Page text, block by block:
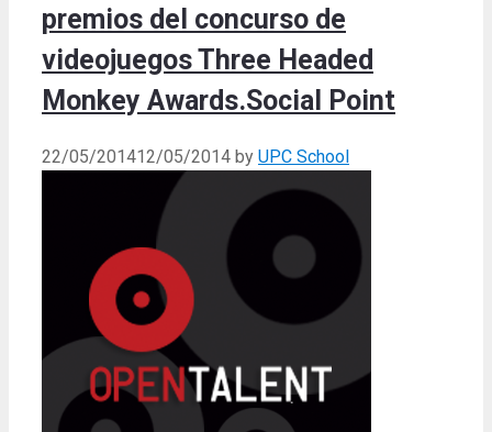
premios del concurso de
videojuegos Three Headed
Monkey Awards.Social Point
22/05/201412/05/2014 by UPC School